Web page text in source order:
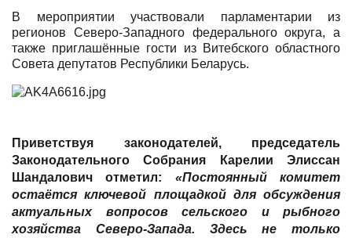
В мероприятии участвовали парламентарии из
регионов Северо-Западного федерального округа, а
также приглашённые гости из Витебского областного
Совета депутатов Республики Беларусь.
Приветствуя законодателей, председатель
Законодательного Собрания Карелии Элиссан
Шандалович отметил: «Постоянный комитет
остаётся ключевой площадкой для обсуждения
актуальных вопросов сельского и рыбного
хозяйства Северо-Запада. Здесь не только